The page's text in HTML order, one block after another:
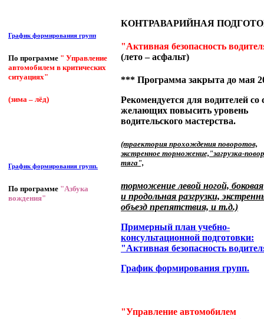
График формирования групп
По программе " Управление
автомобилем в критических
ситуациях"
(зима – лёд)
График формирования групп.
По программе "Азбука
вождения"
КОНТРАВАРИЙНАЯ
"Активная безопасность
(лето – асфальт)
*** Программа закрыта до мая
Рекомендуется для водителей со
желающих повысить уровень
водительского мастерства.
(траектория прохождения поворотов,
экстренное торможение,"загрузка-
тяга",
торможение левой ногой, боковая
и продольная разгрузки,
объезд препятствия, и т.д.)
Примерный план учебно-
консультационной подготовки:
"Активная безопасность
График формирования групп.
"Управление автомобилем